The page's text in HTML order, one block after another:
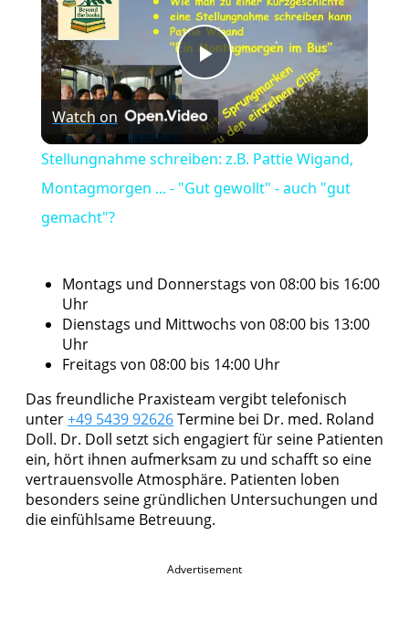
Play
Video
Watch on
Stellungnahme schreiben: z.B. Pattie Wigand,
Montagmorgen ... - "Gut gewollt" - auch "gut
gemacht"?
Montags und Donnerstags von 08:00 bis 16:00
Uhr
Dienstags und Mittwochs von 08:00 bis 13:00
Uhr
Freitags von 08:00 bis 14:00 Uhr
Das freundliche Praxisteam vergibt telefonisch
unter+49 5439 92626Termine bei Dr. med. Roland
Doll. Dr. Doll setzt sich engagiert für seine Patienten
ein, hört ihnen aufmerksam zu und schafft so eine
vertrauensvolle Atmosphäre. Patienten loben
besonders seine gründlichen Untersuchungen und
die einfühlsame Betreuung.
Advertisement